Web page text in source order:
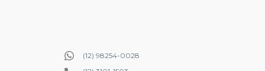
(12) 98254-0028